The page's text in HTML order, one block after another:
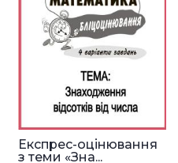
Експрес-оцінювання
з теми «Зна...